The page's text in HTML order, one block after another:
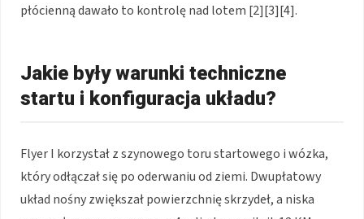
płócienną dawało to kontrolę nad lotem [2][3][4].
Jakie były warunki techniczne
startu i konfiguracja układu?
Flyer I korzystał z szynowego toru startowego i wózka,
który odłączał się po oderwaniu od ziemi. Dwupłatowy
układ nośny zwiększał powierzchnię skrzydeł, a niska